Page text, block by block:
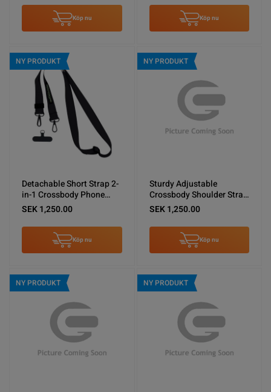
Köp nu Köp nu
NY PRODUKT
Detachable Short Strap 2-
in-1 Crossbody Phone
Shoulder Lanyard Black
SEK 1,250.00
Köp nu
NY PRODUKT
Sturdy Adjustable
Crossbody Shoulder Strap
for Phones -Brown
SEK 1,250.00
Köp nu
NY PRODUKT NY PRODUKT